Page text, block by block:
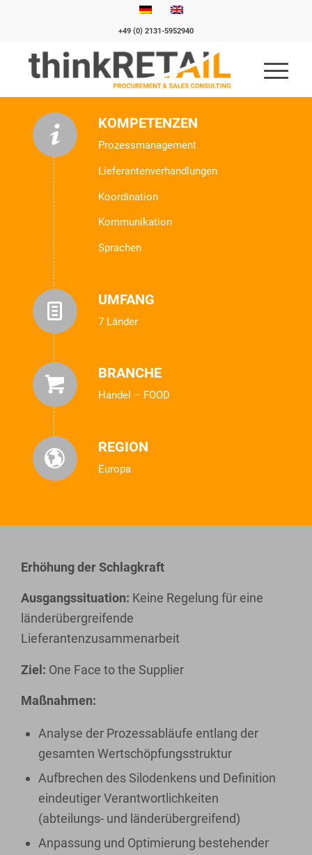
+49 (0) 2131-5952940
KOMPETENZEN
Prozessmanagement
Lieferantenverhandlungen
Koordination
Kommunikation
Sprachen
UMFANG
7 Länder
BRANCHE
Handel – FOOD
REGION
Europa
Erhöhung der Schlagkraft
Ausgangssituation: Keine Regelung für eine
länderübergreifende
Lieferantenzusammenarbeit
Ziel: One Face to the Supplier
Maßnahmen:
Analyse der Prozessabläufe entlang der
gesamten Wertschöpfungsstruktur
Aufbrechen des Silodenkens und Definition
eindeutiger Verantwortlichkeiten
(abteilungs- und länderübergreifend)
Anpassung und Optimierung bestehender